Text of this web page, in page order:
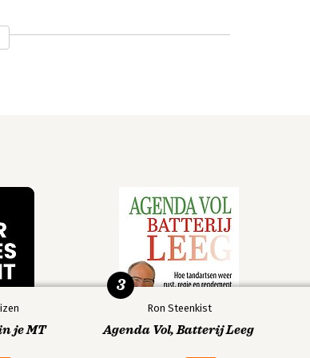
je MT
Ron Steenkist
Agenda Vol, Batterij Leeg
3